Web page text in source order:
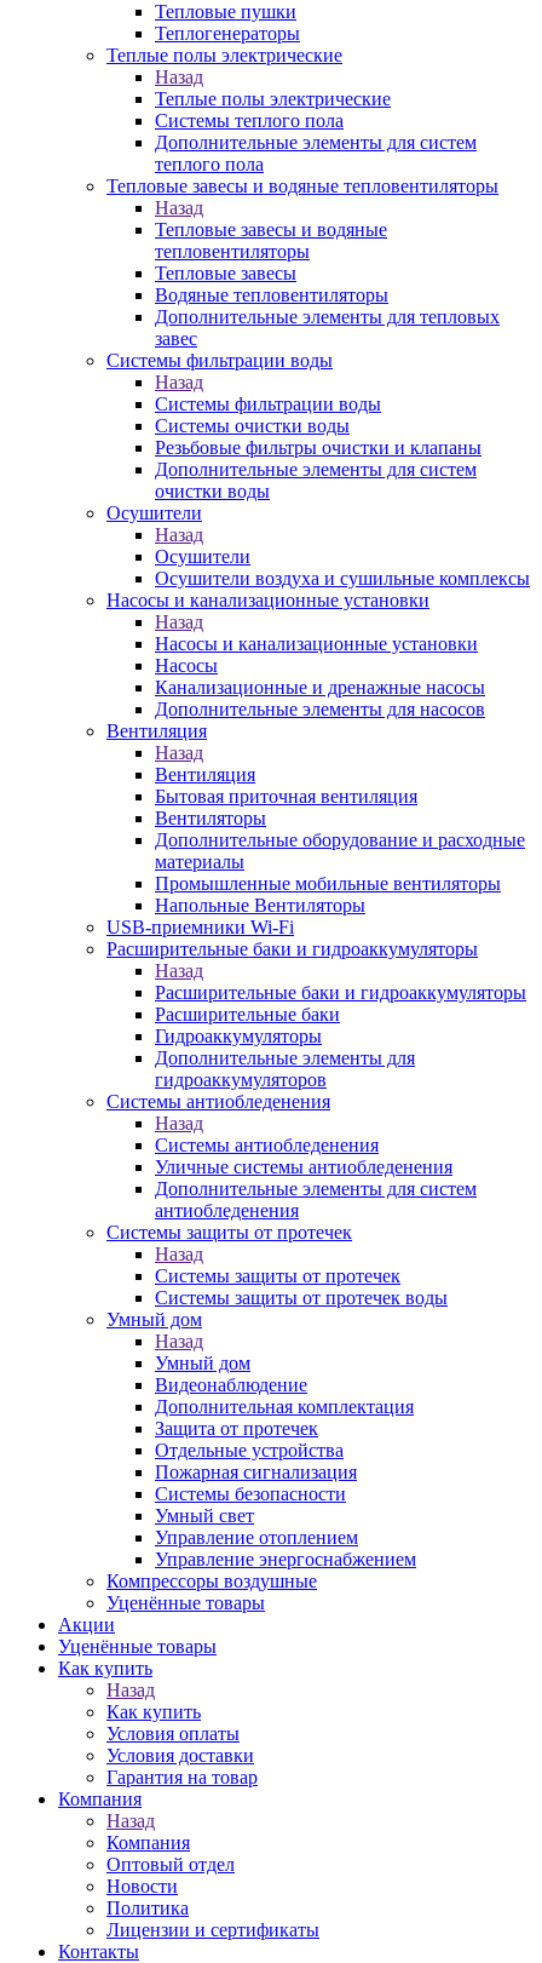
Тепловые пушки
Теплогенераторы
Теплые полы электрические
Назад
Теплые полы электрические
Системы теплого пола
Дополнительные элементы для систем
теплого пола
Тепловые завесы и водяные тепловентиляторы
Назад
Тепловые завесы и водяные
тепловентиляторы
Тепловые завесы
Водяные тепловентиляторы
Дополнительные элементы для тепловых
завес
Системы фильтрации воды
Назад
Системы фильтрации воды
Системы очистки воды
Резьбовые фильтры очистки и клапаны
Дополнительные элементы для систем
очистки воды
Осушители
Назад
Осушители
Осушители воздуха и сушильные комплексы
Насосы и канализационные установки
Назад
Насосы и канализационные установки
Насосы
Канализационные и дренажные насосы
Дополнительные элементы для насосов
Вентиляция
Назад
Вентиляция
Бытовая приточная вентиляция
Вентиляторы
Дополнительные оборудование и расходные
материалы
Промышленные мобильные вентиляторы
Напольные Вентиляторы
USB-приемники Wi-Fi
Расширительные баки и гидроаккумуляторы
Назад
Расширительные баки и гидроаккумуляторы
Расширительные баки
Гидроаккумуляторы
Дополнительные элементы для
гидроаккумуляторов
Системы антиобледенения
Назад
Системы антиобледенения
Уличные системы антиобледенения
Дополнительные элементы для систем
антиобледенения
Системы защиты от протечек
Назад
Системы защиты от протечек
Системы защиты от протечек воды
Умный дом
Назад
Умный дом
Видеонаблюдение
Дополнительная комплектация
Защита от протечек
Отдельные устройства
Пожарная сигнализация
Системы безопасности
Умный свет
Управление отоплением
Управление энергоснабжением
Компрессоры воздушные
Уценённые товары
Акции
Уценённые товары
Как купить
Назад
Как купить
Условия оплаты
Условия доставки
Гарантия на товар
Компания
Назад
Компания
Оптовый отдел
Новости
Политика
Лицензии и сертификаты
Контакты